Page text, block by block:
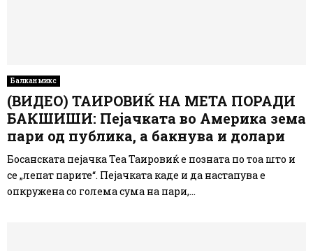
Балкан микс
(ВИДЕО) ТАИРОВИЌ НА МЕТА ПОРАДИ
БАКШИШИ: Пејачката во Америка зема
пари од публика, а бакнува и долари
Босанската пејачка Теа Таировиќ е позната по тоа што и
се „лепат парите“. Пејачката каде и да настапува е
опкружена со голема сума на пари,...